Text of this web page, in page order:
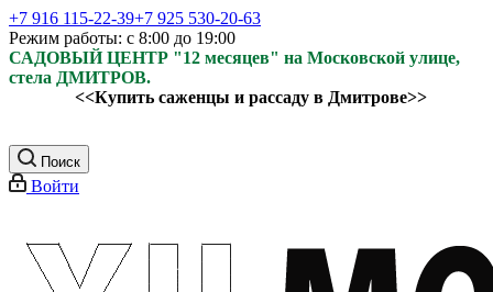
+7 916 115-22-39+7 925 530-20-63
Режим работы: с 8:00 до 19:00
САДОВЫЙ ЦЕНТР "12 месяцев" на Московской улице,
стела ДМИТРОВ.
<<Купить саженцы и рассаду в Дмитрове>>
Поиск
Войти